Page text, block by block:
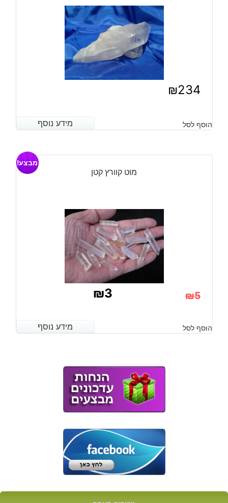
₪234
מידע נוסף הוסף לסל מידע נוסף
מוט קוורץ קטן
מבצע!
₪5
המקורי
₪3
הנוכחי
מידע נוסף הוסף לסל מידע נוסף